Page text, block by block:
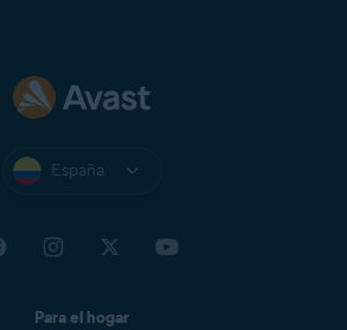
España
Para el hogar